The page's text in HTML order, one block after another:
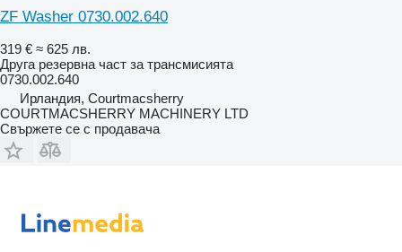
ZF Washer 0730.002.640
319 € ≈ 625 лв.
Друга резервна част за трансмисията
0730.002.640
Ирландия, Courtmacsherry
COURTMACSHERRY MACHINERY LTD
Свържете се с продавача